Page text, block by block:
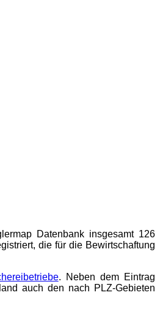
Datenbank insgesamt 126
die für die Bewirtschaftung
. Neben dem Eintrag
auch den nach PLZ-Gebieten